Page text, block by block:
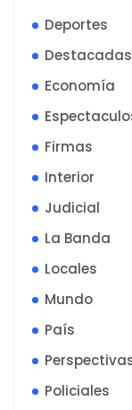
Deportes
Destacadas
Economía
Firmas
Interior
Judicial
La Banda
Locales
Mundo
País
Policiales